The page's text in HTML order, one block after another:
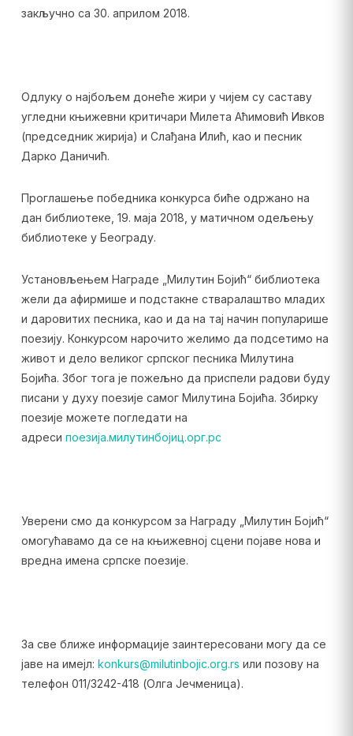
закључно са 30. априлом 2018.
Одлуку о најбољем донеће жири у чијем су саставу
угледни књижевни критичари Милета Аћимовић Ивков
(председник жирија) и Слађана Илић, као и песник
Дарко Даничић.
Проглашење победника конкурса биће одржано на
дан библиотеке, 19. маја 2018, у матичном одељењу
библиотеке у Београду.
Установљењем Награде „Милутин Бојић“ библиотека
жели да афирмише и подстакне стваралаштво младих
и даровитих песника, као и да на тај начин популарише
поезију. Конкурсом нарочито желимо да подсетимо на
живот и дело великог српског песника Милутина
Бојића. Због тога је пожељно да приспели радови буду
писани у духу поезије самог Милутина Бојића. Збирку
поезије можете погледати на
адреси поезија.милутинбојиц.орг.рс
Уверени смо да конкурсом за Награду „Милутин Бојић“
омогућавамо да се на књижевној сцени појаве нова и
вредна имена српске поезије.
За све ближе информације заинтересовани могу да се
јаве на имејл: konkurs@milutinbojic.org.rs или позову на
телефон 011/3242-418 (Олга Јечменица).